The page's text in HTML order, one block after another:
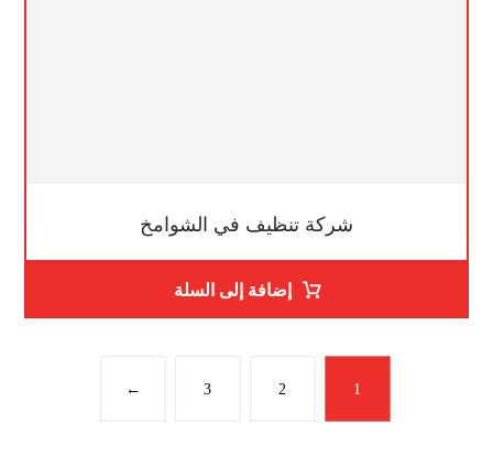
شركة تنظيف في الشوامخ
إضافة إلى السلة
1
2
3
←